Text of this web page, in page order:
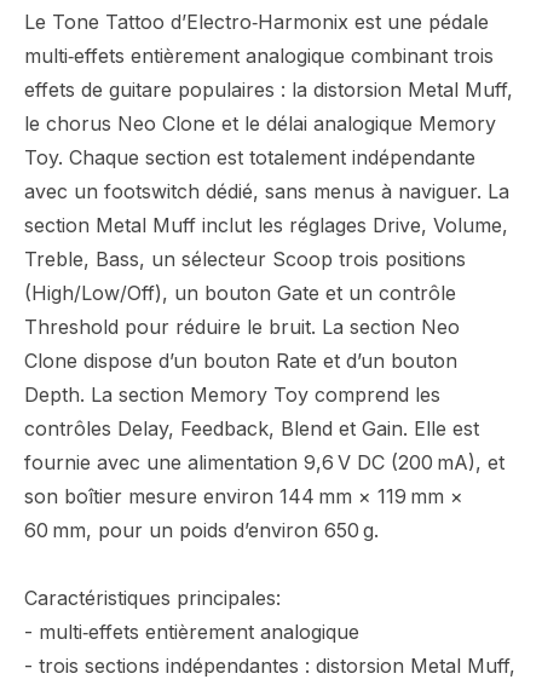
Le Tone Tattoo d’Electro‑Harmonix est une pédale
multi‑effets entièrement analogique combinant trois
effets de guitare populaires : la distorsion Metal Muff,
le chorus Neo Clone et le délai analogique Memory
Toy. Chaque section est totalement indépendante
avec un footswitch dédié, sans menus à naviguer. La
section Metal Muff inclut les réglages Drive, Volume,
Treble, Bass, un sélecteur Scoop trois positions
(High/Low/Off), un bouton Gate et un contrôle
Threshold pour réduire le bruit. La section Neo
Clone dispose d’un bouton Rate et d’un bouton
Depth. La section Memory Toy comprend les
contrôles Delay, Feedback, Blend et Gain. Elle est
fournie avec une alimentation 9,6 V DC (200 mA), et
son boîtier mesure environ 144 mm × 119 mm ×
60 mm, pour un poids d’environ 650 g.
Caractéristiques principales:
- multi‑effets entièrement analogique
- trois sections indépendantes : distorsion Metal Muff,